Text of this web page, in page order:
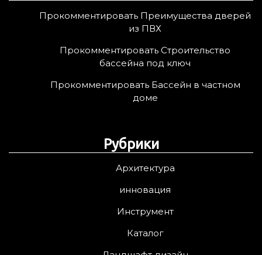
Прокомментировать Преимущества дверей
из ПВХ
Прокомментировать Строительство
бассейна под ключ
Прокомментировать Бассейн в частном
доме
Рубрики
Архитектура
инновация
Инструмент
Каталог